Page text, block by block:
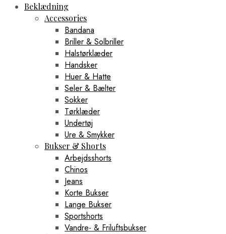
Beklædning
Accessories
Bandana
Briller & Solbriller
Halstørklæder
Handsker
Huer & Hatte
Seler & Bælter
Sokker
Tørklæder
Undertøj
Ure & Smykker
Bukser & Shorts
Arbejdsshorts
Chinos
Jeans
Korte Bukser
Lange Bukser
Sportshorts
Vandre- & Friluftsbukser